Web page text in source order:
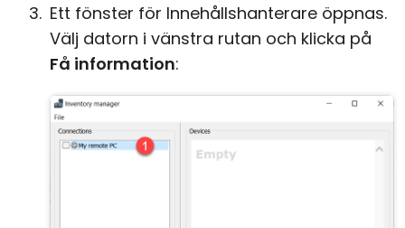
Ett fönster för Innehållshanterare öppnas.
Välj datorn i vänstra rutan och klicka på
Få information: